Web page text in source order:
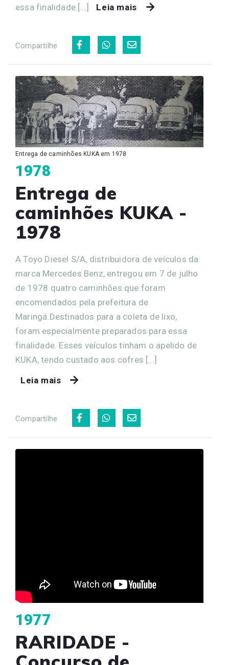
essa finalidade.[...] Leia mais
Compartilhe
Entrega de caminhões KUKA em 1978
1978
Entrega de
caminhões KUKA -
1978
A Toyo Diesel S/A, distribuidora de veículos da
marca Mercedes Benz, entregou em 7 de julho
de 1978 quatro caminhões que foram
encomendados pela prefeitura de
Maringá.Destinados para a coleta de lixo,
foram especialmente preparados para essa
finalidade. Esses veículos tinham o apelido de
KUKA, tendo custado aos cofres [...]
Leia mais
Compartilhe
1977
RARIDADE -